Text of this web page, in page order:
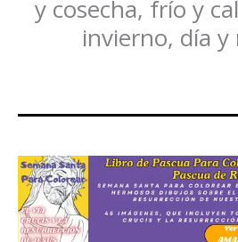
y cosecha, frío y
invierno, día y